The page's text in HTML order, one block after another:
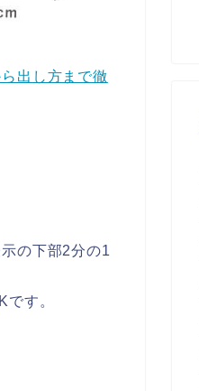
出し方まで徹
の下部2分の1
す。